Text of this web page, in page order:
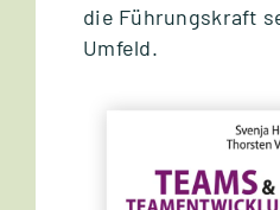
die Füh­rungs­kraft
Umfeld.